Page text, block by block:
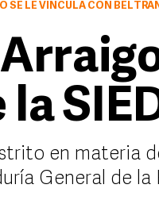
SE LE VINCULA CON
en materia
General de